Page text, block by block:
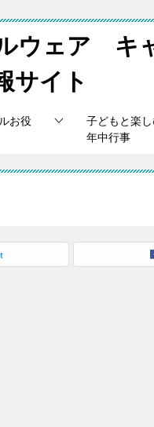
ウェア キ
サイト
お役
子どもと楽
年中行事